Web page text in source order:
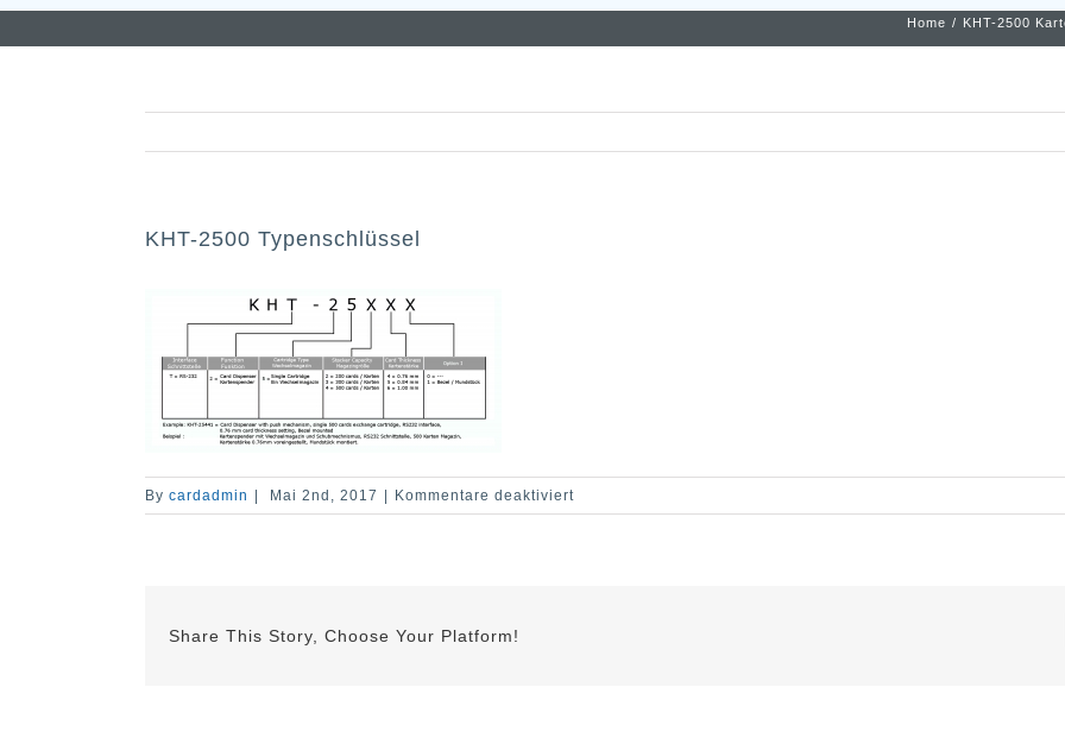
Home / KHT-2500
KHT-2500 Typenschlüssel
By cardadmin Mai 2nd, 2017 Kommentare deaktiviert
KHT-
Share This Story, Choose Your Platform!